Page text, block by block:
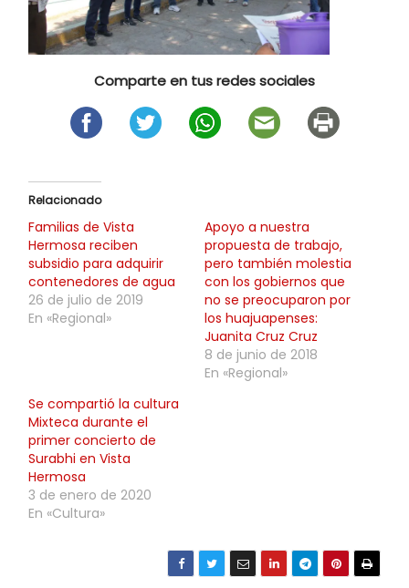
Comparte en tus redes sociales
Relacionado
Familias de Vista
Hermosa reciben
subsidio para adquirir
contenedores de agua
26 de julio de 2019
En «Regional»
Apoyo a nuestra
propuesta de trabajo,
pero también molestia
con los gobiernos que
no se preocuparon por
los huajuapenses:
Juanita Cruz Cruz
8 de junio de 2018
En «Regional»
Se compartió la cultura
Mixteca durante el
primer concierto de
Surabhi en Vista
Hermosa
3 de enero de 2020
En «Cultura»